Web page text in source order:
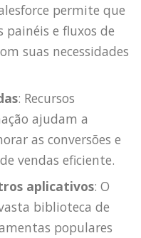
permite que
painéis e fluxos de
suas necessidades
: Recursos
ajudam a
as conversões e
vendas eficiente.
aplicativos: O
biblioteca de
populares